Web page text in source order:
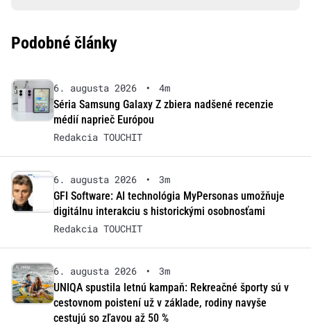
Podobné články
6. augusta 2026 •
4m
Séria Samsung Galaxy Z zbiera nadšené recenzie
médií naprieč Európou
Redakcia TOUCHIT
6. augusta 2026 •
3m
GFI Software: AI technológia MyPersonas umožňuje
digitálnu interakciu s historickými osobnosťami
Redakcia TOUCHIT
6. augusta 2026 •
3m
UNIQA spustila letnú kampaň: Rekreačné športy sú v
cestovnom poistení už v základe, rodiny navyše
cestujú so zľavou až 50 %